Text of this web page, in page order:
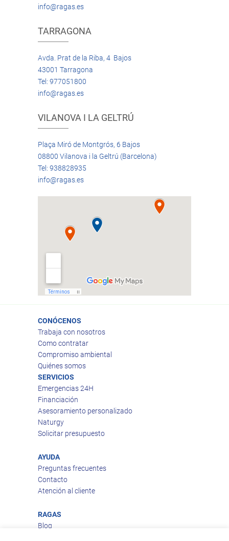
info@ragas.es
TARRAGONA
Avda. Prat de la Riba, 4 Bajos
43001 Tarragona
Tel: 977051800
info@ragas.es
VILANOVA I LA GELTRÚ
Plaça Miró de Montgrós, 6 Bajos
08800 Vilanova i la Geltrú (Barcelona)
Tel: 938828935
info@ragas.es
CONÓCENOS
Trabaja con nosotros
Como contratar
Compromiso ambiental
Quiénes somos
SERVICIOS
Emergencias 24H
Financiación
Asesoramiento personalizado
Naturgy
Solicitar presupuesto
AYUDA
Preguntas frecuentes
Contacto
Atención al cliente
RAGAS
Blog